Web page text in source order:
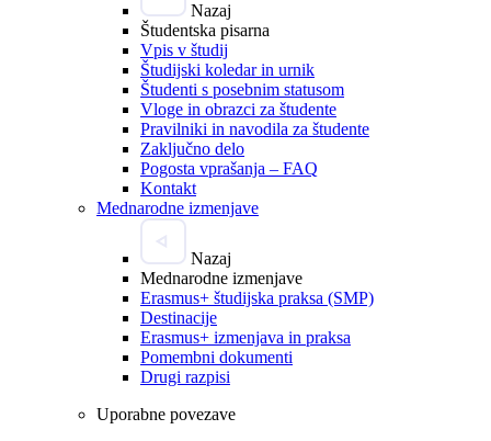
Nazaj
Študentska pisarna
Vpis v študij
Študijski koledar in urnik
Študenti s posebnim statusom
Vloge in obrazci za študente
Pravilniki in navodila za študente
Zaključno delo
Pogosta vprašanja – FAQ
Kontakt
Mednarodne izmenjave
Nazaj
Mednarodne izmenjave
Erasmus+ študijska praksa (SMP)
Destinacije
Erasmus+ izmenjava in praksa
Pomembni dokumenti
Drugi razpisi
Uporabne povezave